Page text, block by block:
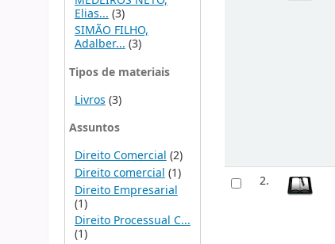
Elias... (3)
SIMÃO FILHO,
Adalber...(3)
Tipos de materiais
Livros (3)
Assuntos
Direito Comercial (2)
Direito comercial (1)
Direito Empresarial
(1)
Direito Processual C...
(1)
2.